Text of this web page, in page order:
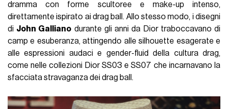
dramma con forme scultoree e make-up intenso,
direttamente ispirato ai drag ball. Allo stesso modo, i disegni
di John Galliano durante gli anni da Dior traboccavano di
camp e esuberanza, attingendo alle silhouette esagerate e
alle espressioni audaci e gender-fluid della cultura drag,
come nelle collezioni Dior SS03 e SS07 che incarnavano la
sfacciata stravaganza dei drag ball.